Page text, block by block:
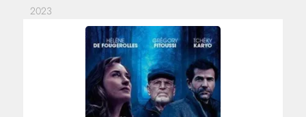
2023